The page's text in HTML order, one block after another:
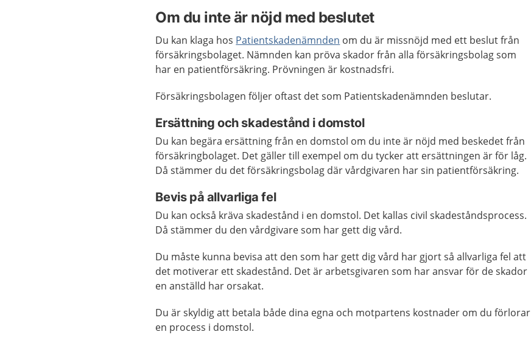
Om du inte är nöjd med beslutet
Du kan klaga hos Patientskadenämnden om du är missnöjd med ett beslut från
försäkringsbolaget. Nämnden kan pröva skador från alla försäkringsbolag som
har en patientförsäkring. Prövningen är kostnadsfri.
Försäkringsbolagen följer oftast det som Patientskadenämnden beslutar.
Ersättning och skadestånd i domstol
Du kan begära ersättning från en domstol om du inte är nöjd med beskedet från
försäkringbolaget. Det gäller till exempel om du tycker att ersättningen är för låg.
Då stämmer du det försäkringsbolag där vårdgivaren har sin patientförsäkring.
Bevis på allvarliga fel
Du kan också kräva skadestånd i en domstol. Det kallas civil skadeståndsprocess.
Då stämmer du den vårdgivare som har gett dig vård.
Du måste kunna bevisa att den som har gett dig vård har gjort så allvarliga fel att
det motiverar ett skadestånd. Det är arbetsgivaren som har ansvar för de skador
en anställd har orsakat.
Du är skyldig att betala både dina egna och motpartens kostnader om du förlorar
en process i domstol.